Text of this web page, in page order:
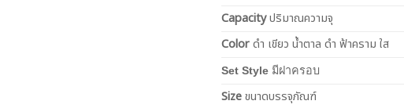
Capacityปริมาณความจุ
Colorดำ เขียว น้ำตาล ดำ ฟ้าคราม ใส
Set Style มีฝาครอบ
Sizeขนาดบรรจุภัณฑ์